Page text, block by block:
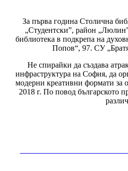
За първа година Столична
„Студентски”, район
библиотека в подкрепа на
Попов“, 97. СУ
Не спирайки да създава
инфраструктура на София, да
модерни креативни формати за
2018 г. По повод българското